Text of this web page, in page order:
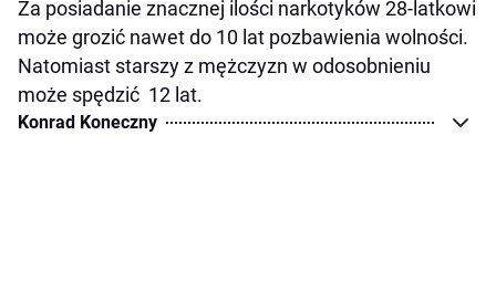
Za posiadanie znacznej ilości narkotyków 28-latkowi
może grozić nawet do 10 lat pozbawienia wolności.
Natomiast starszy z mężczyzn w odosobnieniu
może spędzić 12 lat.
Konrad Koneczny